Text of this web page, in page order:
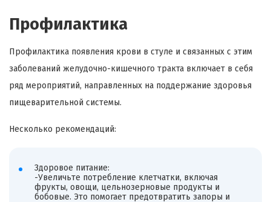
Профилактика
Профилактика появления крови в стуле и связанных с этим
заболеваний желудочно-кишечного тракта включает в себя
ряд мероприятий, направленных на поддержание здоровья
пищеварительной системы.
Несколько рекомендаций:
Здоровое питание:
-Увеличьте потребление клетчатки, включая
фрукты, овощи, цельнозерновые продукты и
бобовые. Это помогает предотвратить запоры и